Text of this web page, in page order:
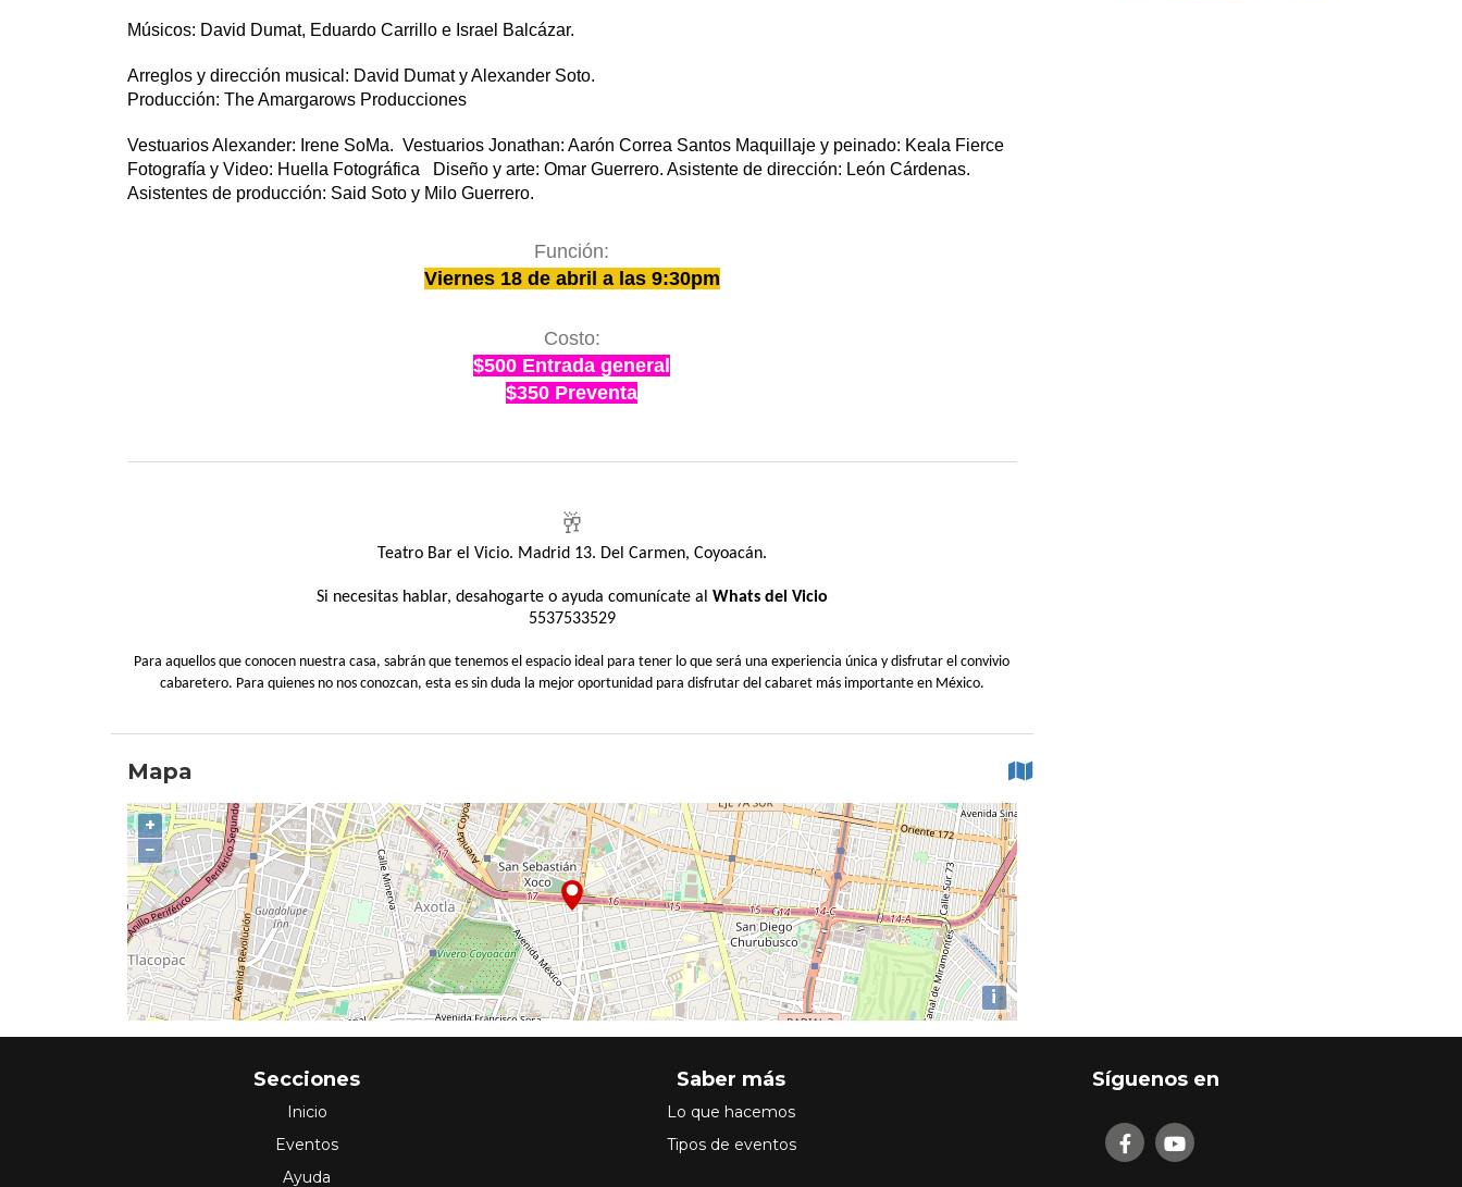
Músicos: David Dumat, Eduardo Carrillo e Israel Balcázar.
Arreglos y dirección musical: David Dumat y Alexander Soto.
Producción: The Amargarows Producciones
Vestuarios Alexander: Irene SoMa. Vestuarios Jonathan: Aarón Correa Santos Maquillaje y peinado: Keala Fierce
Fotografía y Video: Huella Fotográfica Diseño y arte: Omar Guerrero. Asistente de dirección: León Cárdenas.
Asistentes de producción: Said Soto y Milo Guerrero.
Función:
Viernes 18 de abril a las 9:30pm
Costo:
$500 Entrada general
$350 Preventa
🥂
Teatro Bar el Vicio. Madrid 13. Del Carmen, Coyoacán.
Si necesitas hablar, desahogarte o ayuda comunícate al Whats del Vicio
5537533529
Para aquellos que conocen nuestra casa, sabrán que tenemos el espacio ideal para tener lo que será una experiencia única y disfrutar el convivio
cabaretero. Para quienes no nos conozcan, esta es sin duda la mejor oportunidad para disfrutar del cabaret más importante en México.
Mapa
+
−
i
Secciones
Inicio
Eventos
Ayuda
Saber más
Lo que hacemos
Tipos de eventos
Síguenos en